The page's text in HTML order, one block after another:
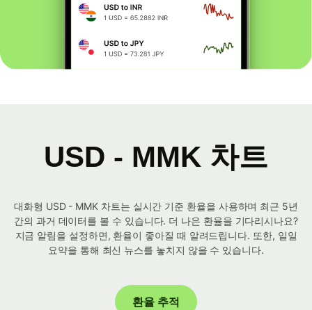
USD - MMK 차트
대화형 USD - MMK 차트는 실시간 기준 환율을 사용하며 최근 5년
간의 과거 데이터를 볼 수 있습니다. 더 나은 환율을 기다리시나요?
지금 알림을 설정하면, 환율이 좋아질 때 알려드립니다. 또한, 일일
요약을 통해 최신 뉴스를 놓치지 않을 수 있습니다.
환율 추적